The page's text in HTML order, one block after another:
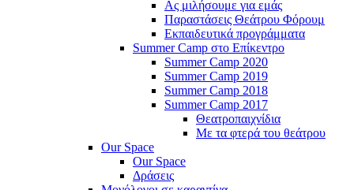
Ας μιλήσουμε για εμάς
Παραστάσεις Θεάτρου Φόρουμ
Εκπαιδευτικά προγράμματα
Summer Camp στο Επίκεντρο
Summer Camp 2020
Summer Camp 2019
Summer Camp 2018
Summer Camp 2017
Θεατροπαιχνίδια
Με τα φτερά του θεάτρου
Our Space
Our Space
Δράσεις